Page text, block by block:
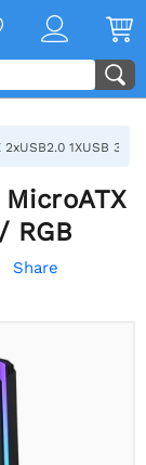
1XUSB 3.2 /
RGB
Share